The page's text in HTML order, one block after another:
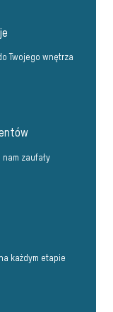
Twojego wnętrza
zaufały
każdym etapie